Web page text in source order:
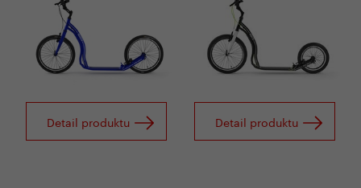
Detail produktu Detail produktu